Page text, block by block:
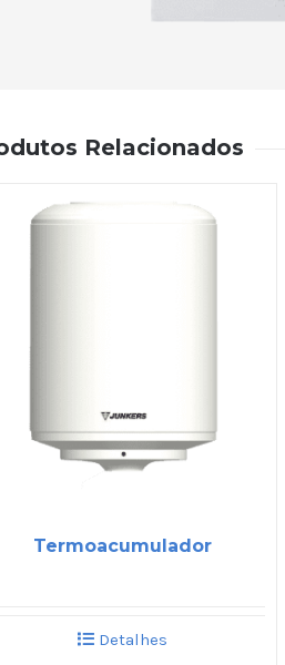
Relacionados
Termoacumulador
Detalhes